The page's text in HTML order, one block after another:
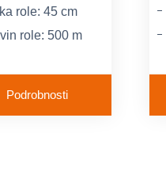
role: 45 cm
role: 500 m
Podrobnosti